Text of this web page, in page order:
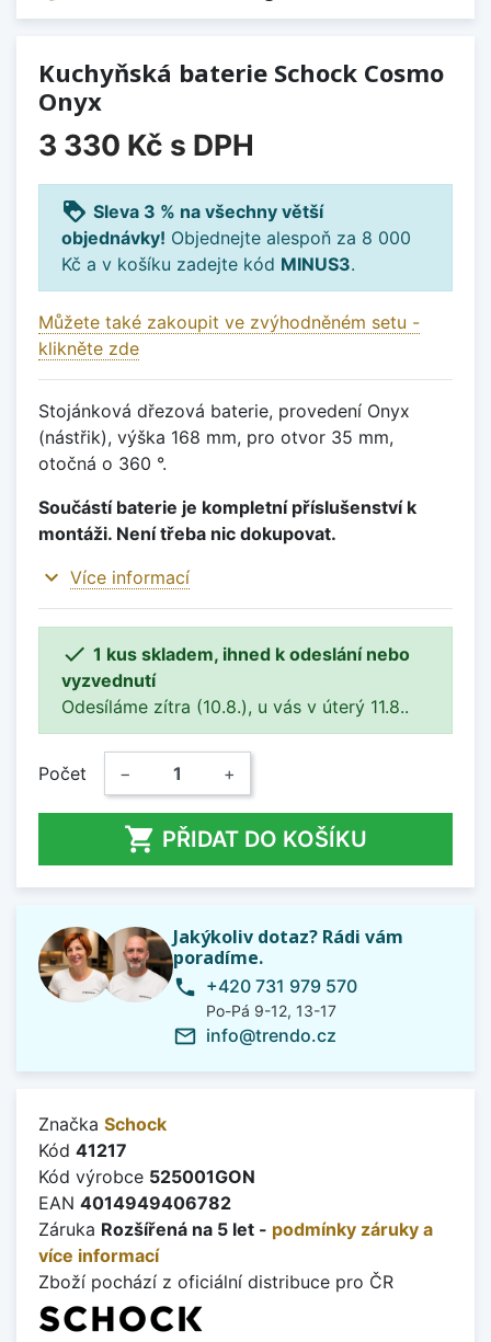
Kuchyňská baterie Schock Cosmo
Onyx
3 330 Kč s DPH
loyalty Sleva 3 % na všechny větší
objednávky! Objednejte alespoň za 8 000
Kč a v košíku zadejte kód MINUS3.
Můžete také zakoupit ve zvýhodněném setu -
klikněte zde
Stojánková dřezová baterie, provedení Onyx
(nástřik), výška 168 mm, pro otvor 35 mm,
otočná o 360 °.
Součástí baterie je kompletní příslušenství k
montáži. Není třeba nic dokupovat.
expand_more Více informací
 1 kus skladem, ihned k odeslání nebo
vyzvednutí
Odesíláme zítra (10.8.), u vás v úterý 11.8..
Počet − +
 PŘIDAT DO KOŠÍKU
Jakýkoliv dotaz? Rádi vám
poradíme.
phone +420 731 979 570
Po-Pá 9-12, 13-17
mail_outline info@trendo.cz
Značka Schock
Kód 41217
Kód výrobce 525001GON
EAN 4014949406782
Záruka Rozšířená na 5 let - podmínky záruky a
více informací
Zboží pochází z oficiální distribuce pro ČR